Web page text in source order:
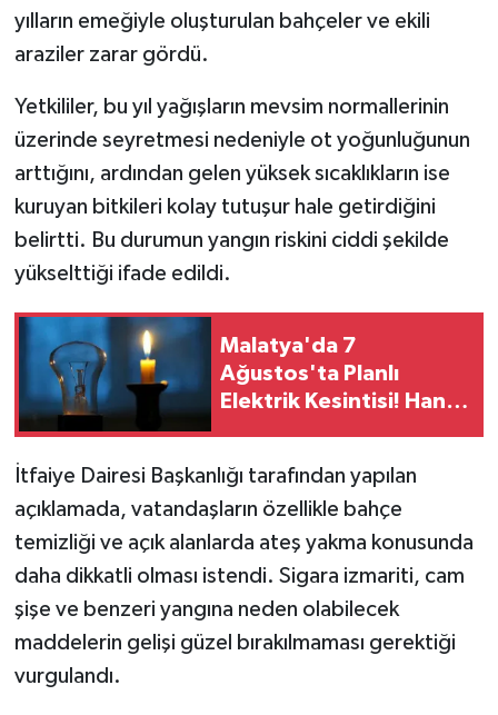
yılların emeğiyle oluşturulan bahçeler ve ekili
araziler zarar gördü.
Yetkililer, bu yıl yağışların mevsim normallerinin
üzerinde seyretmesi nedeniyle ot yoğunluğunun
arttığını, ardından gelen yüksek sıcaklıkların ise
kuruyan bitkileri kolay tutuşur hale getirdiğini
belirtti. Bu durumun yangın riskini ciddi şekilde
yükselttiği ifade edildi.
Malatya'da 7
Ağustos'ta Planlı
Elektrik Kesintisi! Hangi
İtfaiye Dairesi Başkanlığı tarafından yapılan
açıklamada, vatandaşların özellikle bahçe
temizliği ve açık alanlarda ateş yakma konusunda
daha dikkatli olması istendi. Sigara izmariti, cam
şişe ve benzeri yangına neden olabilecek
maddelerin gelişi güzel bırakılmaması gerektiği
vurgulandı.